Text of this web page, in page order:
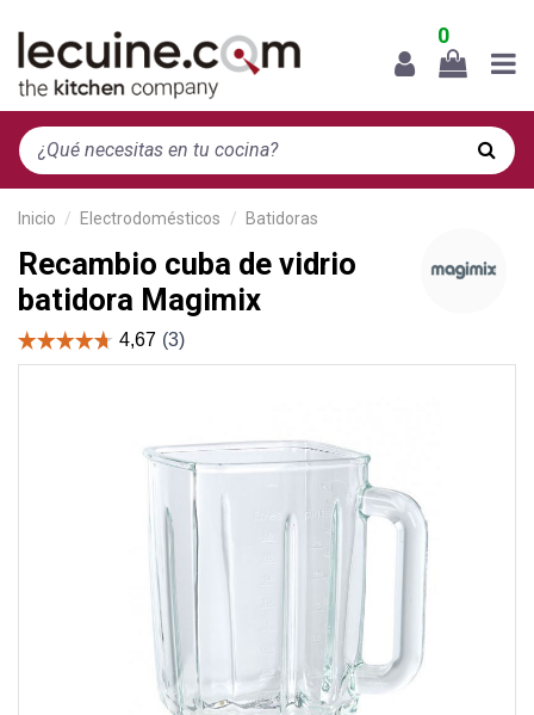
0
Inicio Electrodomésticos Batidoras
Recambio cuba de vidrio
batidora Magimix